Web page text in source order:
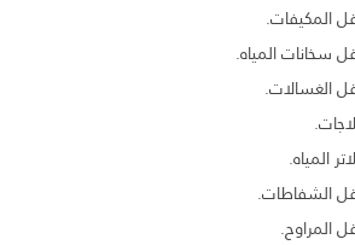
المكيفات.
سخانات المياه.
الغسالات.
المياه.
الشفاطات.
المراوح.